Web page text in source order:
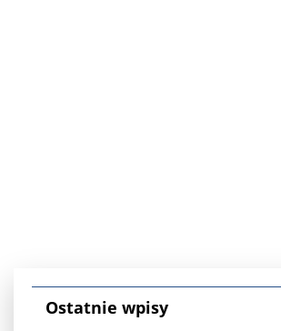
Ostatnie wpisy